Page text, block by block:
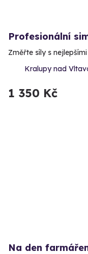
Profesionální
Změřte síly s
Kralupy nad
1 350 Kč
Na den